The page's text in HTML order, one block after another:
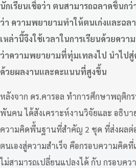
นักเรียนเชื่อว่า ตนสามารถฉลาดขึ้นกว่
ว่า ความพยายามทำให้ตนเก่งและฉล
เหล่านี้จึงใช้เวลาในการเรียนด้วยคว
ว่าความพยายามที่ทุ่มเทลงไป นำไปสู่
ด้วยผลงานและคะแนนที่สูงขึ้น
หลังจาก ดร.คารอล ทำการศึกษาพฤติก
พันคน ได้สังเคราะห์งานวิจัยและ อธิบ
ความคิดพื้นฐานที่สำคัญ 2 ชุด ที่ส่งผล
ตนเองสู่ความสำเร็จ คือกรอบความคิด
ไม่สามารถเปลี่ยนแปลงได้ กับ กรอบค